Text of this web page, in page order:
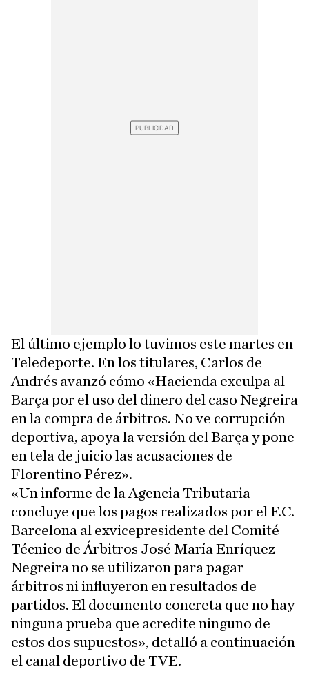
El último ejemplo lo tuvimos este martes en
Teledeporte. En los titulares, Carlos de
Andrés avanzó cómo «Hacienda exculpa al
Barça por el uso del dinero del caso Negreira
en la compra de árbitros. No ve corrupción
deportiva, apoya la versión del Barça y pone
en tela de juicio las acusaciones de
Florentino Pérez».
«Un informe de la Agencia Tributaria
concluye que los pagos realizados por el F.C.
Barcelona al exvicepresidente del Comité
Técnico de Árbitros José María Enríquez
Negreira no se utilizaron para pagar
árbitros ni influyeron en resultados de
partidos. El documento concreta que no hay
ninguna prueba que acredite ninguno de
estos dos supuestos», detalló a continuación
el canal deportivo de TVE.